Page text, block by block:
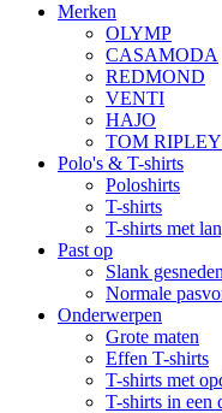
Merken
OLYMP
CASAMODA
REDMOND
VENTI
HAJO
TOM RIPLEY
Polo's & T-shirts
Poloshirts
T-shirts
T-shirts met
Past op
Slank gesneden
Normale
Onderwerpen
Grote maten
Effen T-shirts
T-shirts met
T-shirts in een